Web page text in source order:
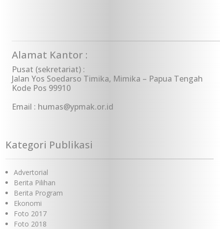
Kerjasama Layanan Pasien Rujukan dengan Primaya
Hospital Group
Alamat Kantor :
Pusat (sekretariat) :
Jalan Yos Soedarso Timika, Mimika – Papua Tengah
Kode Pos 99910
Email : humas@ypmak.or.id
Kategori Publikasi
Advertorial
Berita Pilihan
Berita Program
Ekonomi
Foto 2017
Foto 2018